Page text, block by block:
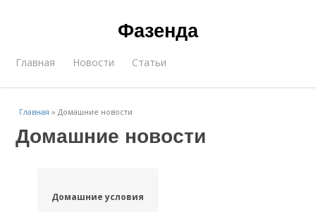
Фазенда
Главная Новости Статьи
Главная »Домашние новости
Домашние новости
Домашние условия